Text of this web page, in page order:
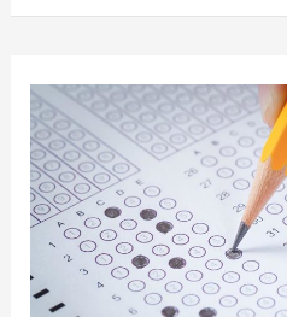
divulga
gabarito
final
da
primeira
fase